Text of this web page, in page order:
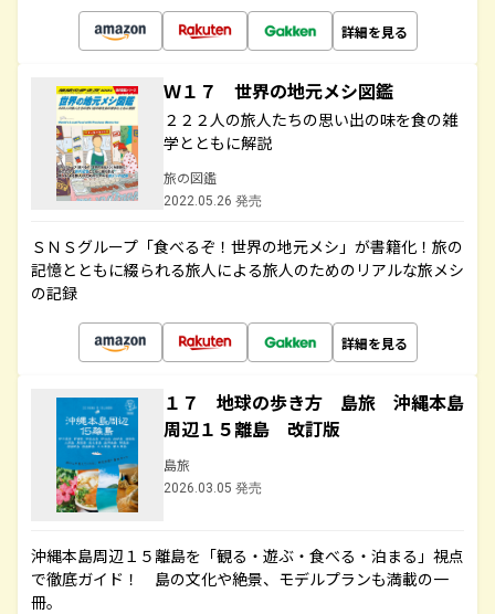
詳細を見る
Ｗ１７ 世界の地元メシ図鑑
２２２人の旅人たちの思い出の味を食の雑
学とともに解説
旅の図鑑
2022.05.26 発売
ＳＮＳグループ「食べるぞ！世界の地元メシ」が書籍化！旅の
記憶とともに綴られる旅人による旅人のためのリアルな旅メシ
の記録
詳細を見る
１７ 地球の歩き方 島旅 沖縄本島
周辺１５離島 改訂版
島旅
2026.03.05 発売
沖縄本島周辺１５離島を「観る・遊ぶ・食べる・泊まる」視点
で徹底ガイド！ 島の文化や絶景、モデルプランも満載の一
冊。